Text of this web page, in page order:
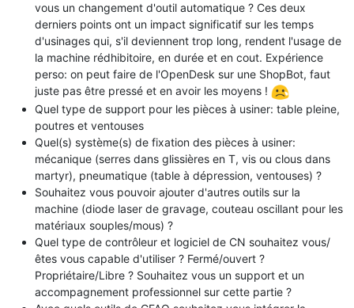
vous un changement d'outil automatique ? Ces deux
derniers points ont un impact significatif sur les temps
d'usinages qui, s'il deviennent trop long, rendent l'usage de
la machine rédhibitoire, en durée et en cout. Expérience
perso: on peut faire de l'OpenDesk sur une ShopBot, faut
juste pas être pressé et en avoir les moyens !
Quel type de support pour les pièces à usiner: table pleine,
poutres et ventouses
Quel(s) système(s) de fixation des pièces à usiner:
mécanique (serres dans glissières en T, vis ou clous dans
martyr), pneumatique (table à dépression, ventouses) ?
Souhaitez vous pouvoir ajouter d'autres outils sur la
machine (diode laser de gravage, couteau oscillant pour les
matériaux souples/mous) ?
Quel type de contrôleur et logiciel de CN souhaitez vous/
êtes vous capable d'utiliser ? Fermé/ouvert ?
Propriétaire/Libre ? Souhaitez vous un support et un
accompagnement professionnel sur cette partie ?